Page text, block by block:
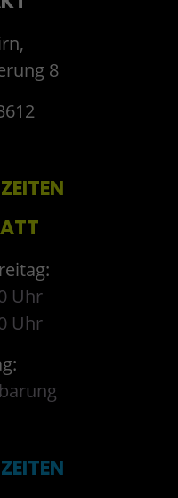
8
Uhr
Uhr